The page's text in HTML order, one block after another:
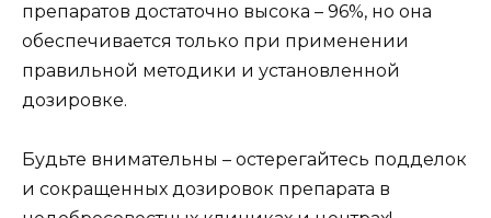
препаратов достаточно высока – 96%, но она
обеспечивается только при применении
правильной методики и установленной
дозировке.
Будьте внимательны – остерегайтесь подделок
и сокращенных дозировок препарата в